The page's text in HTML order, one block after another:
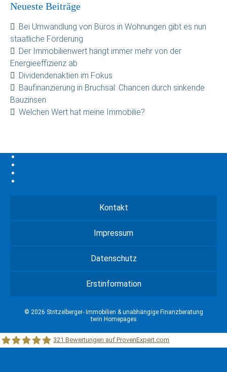
Neueste Beiträge
Bei Umwandlung von Büros in Wohnungen gibt es nun
staatliche Förderung
Der Immobilienwert hängt immer mehr von der
Energieeffizienz ab
Dividendenaktien im Fokus
Baufinanzierung in Bruchsal: Chancen durch sinkende
Bauzinsen
Welchen Wert hat meine Immobilie?
Kontakt
Impressum
Datenschutz
Erstinformation
© 2026 Stritzelberger- Immobilien & unabhängige Finanzberatung
twin Homepages
321 Bewertungen auf ProvenExpert.com